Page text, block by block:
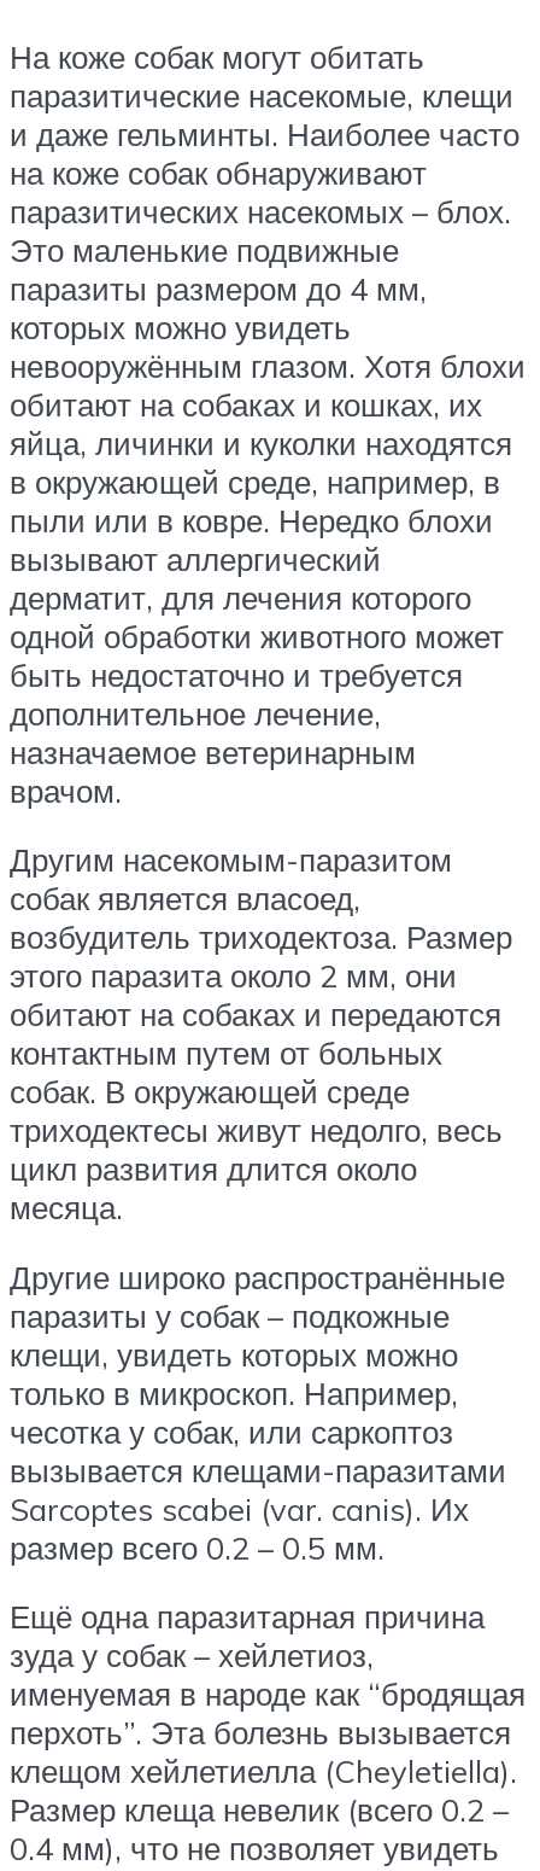
На коже собак могут обитать
паразитические насекомые, клещи
и даже гельминты. Наиболее часто
на коже собак обнаруживают
паразитических насекомых – блох.
Это маленькие подвижные
паразиты размером до 4 мм,
которых можно увидеть
невооружённым глазом. Хотя блохи
обитают на собаках и кошках, их
яйца, личинки и куколки находятся
в окружающей среде, например, в
пыли или в ковре. Нередко блохи
вызывают аллергический
дерматит, для лечения которого
одной обработки животного может
быть недостаточно и требуется
дополнительное лечение,
назначаемое ветеринарным
врачом.
Другим насекомым-паразитом
собак является власоед,
возбудитель триходектоза. Размер
этого паразита около 2 мм, они
обитают на собаках и передаются
контактным путем от больных
собак. В окружающей среде
триходектесы живут недолго, весь
цикл развития длится около
месяца.
Другие широко распространённые
паразиты у собак – подкожные
клещи, увидеть которых можно
только в микроскоп. Например,
чесотка у собак, или саркоптоз
вызывается клещами-паразитами
Sarcoptes scabei (var. canis). Их
размер всего 0.2 – 0.5 мм.
Ещё одна паразитарная причина
зуда у собак – хейлетиоз,
именуемая в народе как “бродящая
перхоть”. Эта болезнь вызывается
клещом хейлетиелла (Cheyletiella).
Размер клеща невелик (всего 0.2 –
0.4 мм), что не позволяет увидеть